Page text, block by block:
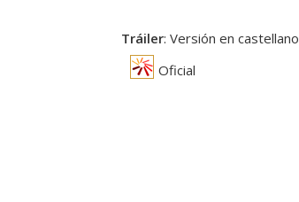
Tráiler: Versión en castellano
Oficial